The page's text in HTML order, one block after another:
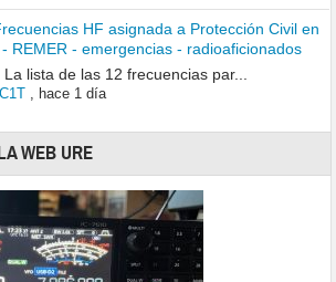
HF asignada a Protección Civil en
REMER - emergencias - radioaficionados
La lista de las 12 frecuencias par...
, hace 1 día
WEB URE